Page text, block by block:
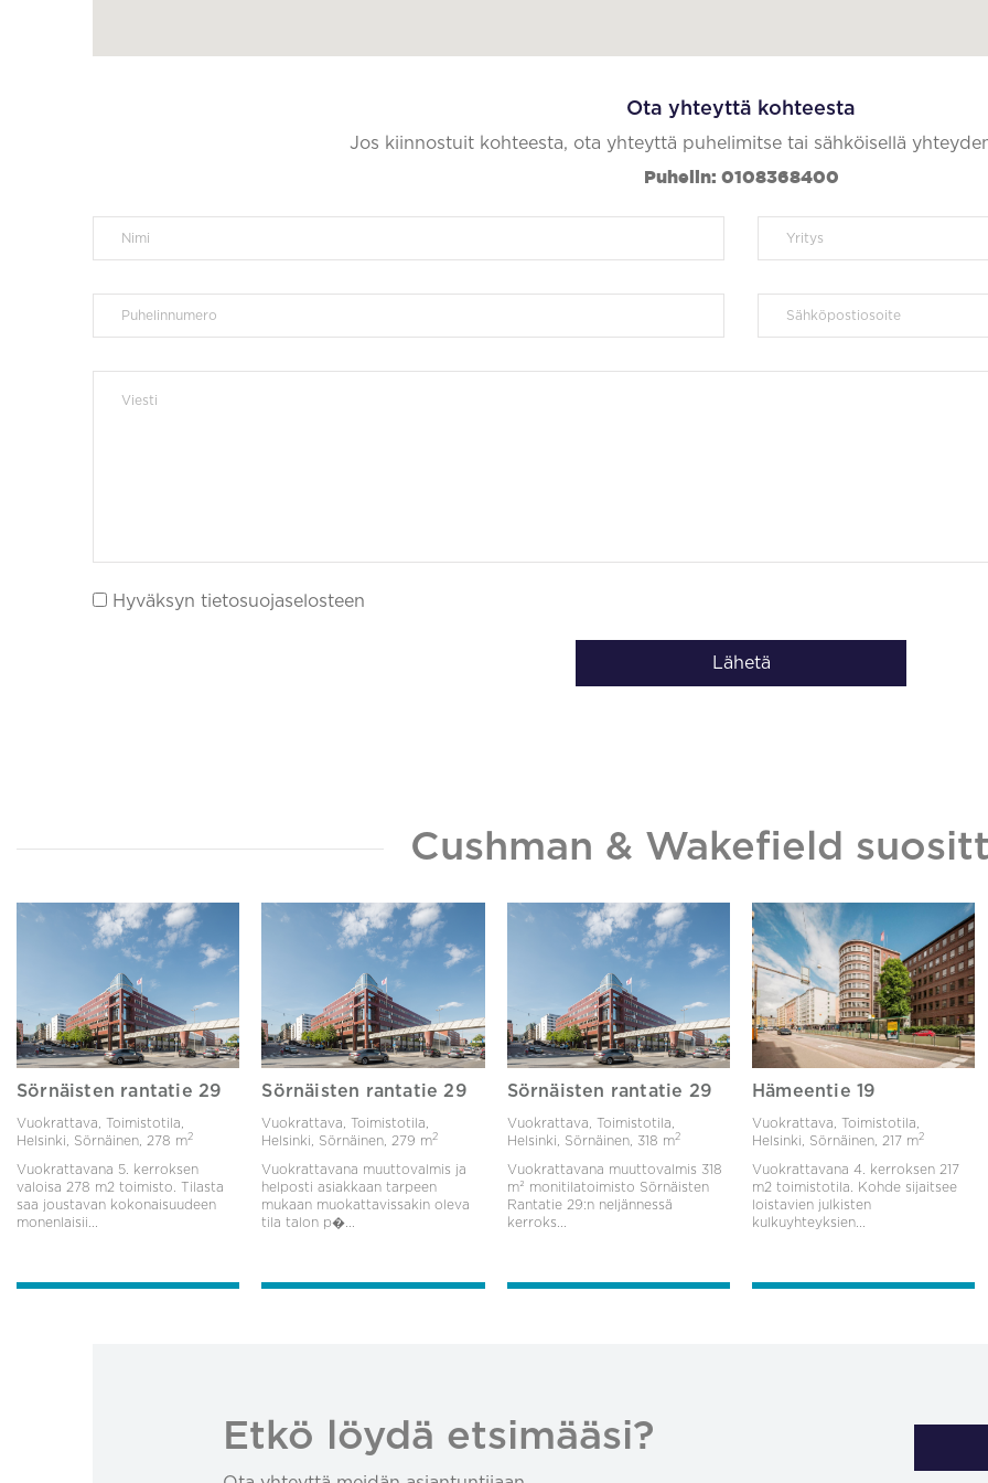
Ota yhteyttä kohteesta
Jos kiinnostuit kohteesta, ota yhteyttä puhelimitse tai sähköisellä
Puhelin: 0108368400
Hyväksyn tietosuojaselosteen
Lähetä
Cushman & Wakefield
Sörnäisten rantatie 29
Vuokrattava, Toimistotila,
Helsinki, Sörnäinen, 278 m2
Vuokrattavana 5. kerroksen
valoisa 278 m2 toimisto. Tilasta
saa joustavan kokonaisuudeen
monenlaisii...
Sörnäisten rantatie 29
Vuokrattava, Toimistotila,
Helsinki, Sörnäinen, 279 m2
Vuokrattavana muuttovalmis ja
helposti asiakkaan tarpeen
mukaan muokattavissakin oleva
tila talon p�...
Sörnäisten rantatie 29
Vuokrattava, Toimistotila,
Helsinki, Sörnäinen,
318 m2
Vuokrattavana muuttovalmis 318
m² monitilatoimisto Sörnäisten
Rantatie 29:n neljännessä
kerroks...
Hämeentie 19
Vuokrattava, Toimistotila,
Helsinki, Sörnäinen, 217 m2
Vuokrattavana 4. kerroksen 217
m2 toimistotila. Kohde sijaitsee
loistavien julkisten
kulkuyhteyksien...
Etkö löydä etsimääsi?